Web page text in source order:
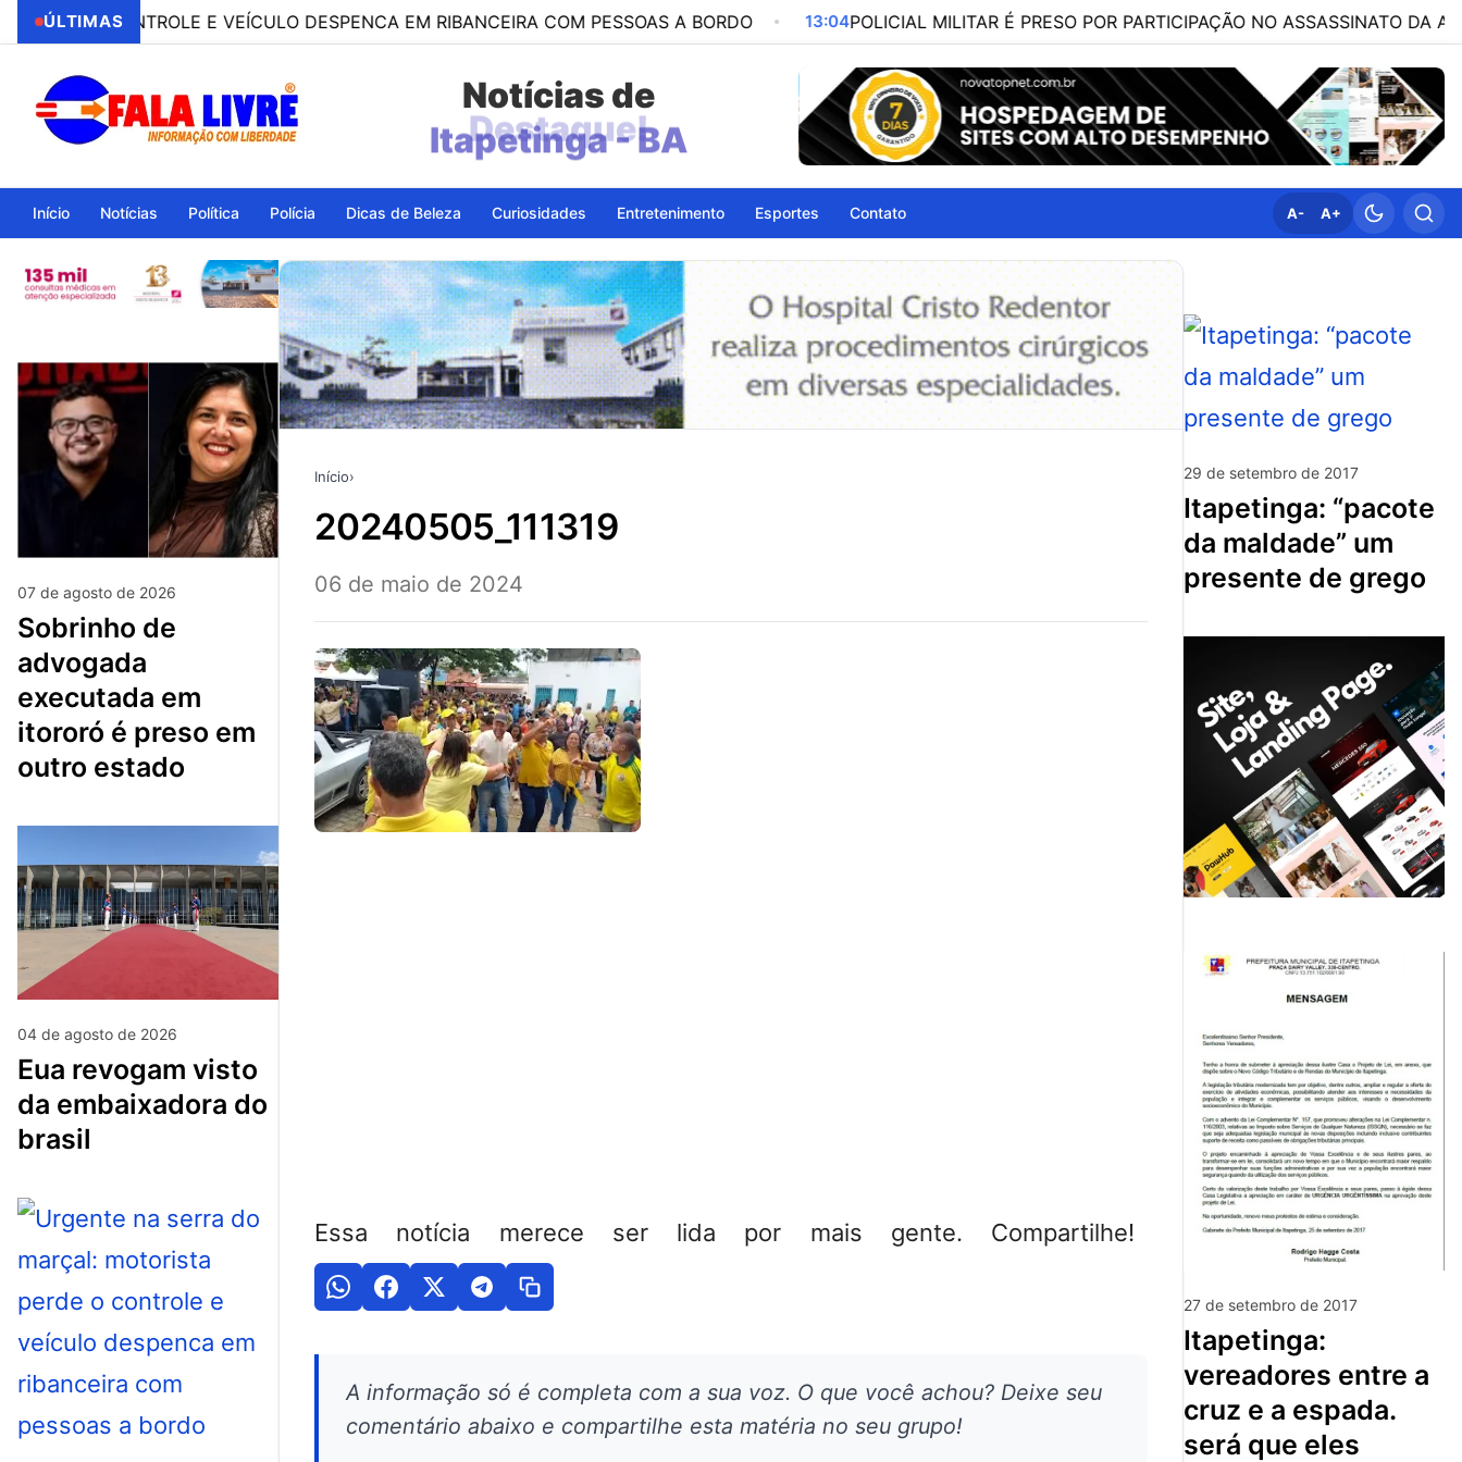
ÚLTIMASE VEÍCULO DESPENCA EM RIBANCEIRA COM PESSOAS A BORDO 13:04 POLICIAL MILITAR É PRESO POR PARTICIPAÇÃO NO ASSASSINATO DA ADVOGADA
Notícias de
Itapetinga - BA
Início Notícias Política Polícia Dicas de Beleza Curiosidades Entretenimento Esportes Contato A- A+
07 de agosto de 2026
sobrinho de
advogada
executada em
itororó é preso em
outro estado
04 de agosto de 2026
eua revogam visto
da embaixadora do
brasil
Início›
20240505_111319
06 de maio de 2024
Essa notícia merece ser lida por mais gente. Compartilhe!
A informação só é completa com a sua voz. O que você achou? Deixe seu
comentário abaixo e compartilhe esta matéria no seu grupo!
29 de setembro de 2017
itapetinga: “pacote
da maldade” um
presente de grego
27 de setembro de 2017
itapetinga:
vereadores entre a
cruz e a espada.
será que eles